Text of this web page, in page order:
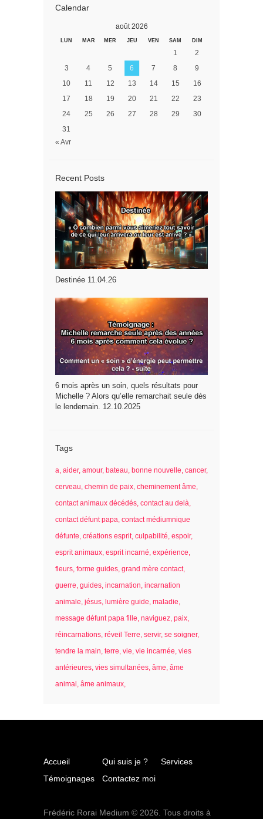
Calendar
août 2026
LUN MAR MER JEU VEN SAM DIM
1
2
3
4 5 6 7 8
9
10
11 12 13 14 15
16
17
18 19 20 21 22
23
24
25 26 27 28 29
30
31
« Avr
Recent Posts
Destinée 11.04.26
6 mois après un soin, quels résultats pour
Michelle ? Alors qu’elle remarchait seule dès
le lendemain. 12.10.2025
Tags
a aider amour bateau bonne nouvelle cancer
cerveau chemin de paix cheminement âme
contact animaux décédés contact au delà
contact défunt papa contact médiumnique
défunte créations esprit culpabilité espoir
esprit animaux esprit incarné expérience
fleurs forme guides grand mère contact
guerre guides incarnation incarnation
animale jésus lumière guide maladie
message défunt papa fille naviguez paix
réincarnations réveil Terre servir se soigner
tendre la main terre vie vie incarnée vies
antérieures vies simultanées âme âme
animal
âme animaux
Accueil Qui suis je ?
Services
Témoignages
Contactez moi
Frédéric Rorai Medium © 2026. Tous droits à